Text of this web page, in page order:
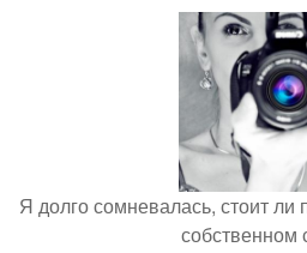
Я долго сомневалась, стоит ли
собственном